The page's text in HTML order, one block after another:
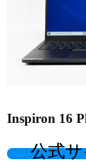
Inspiron 16
公式